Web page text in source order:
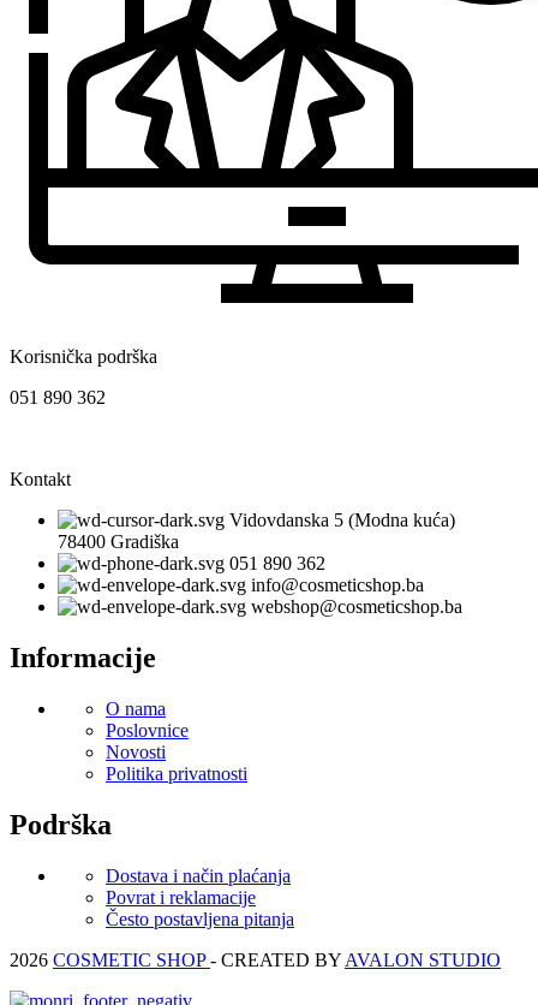
Korisnička podrška
051 890 362
Kontakt
Vidovdanska 5 (Modna kuća)
78400 Gradiška
051 890 362
info@cosmeticshop.ba
webshop@cosmeticshop.ba
Informacije
O nama
Poslovnice
Novosti
Politika privatnosti
Podrška
Dostava i način plaćanja
Povrat i reklamacije
Često postavljena pitanja
2026 COSMETIC SHOP- CREATED BY AVALON STUDIO